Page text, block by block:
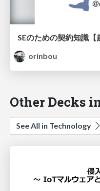
SEのための契約知識【
orinbou
Other Decks
See All in Technology